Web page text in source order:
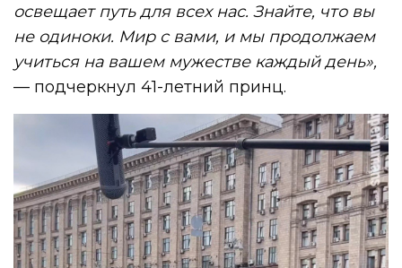
освещает путь для всех нас. Знайте, что вы
не одиноки. Мир с вами, и мы продолжаем
учиться на вашем мужестве каждый день»,
— подчеркнул 41-летний принц.